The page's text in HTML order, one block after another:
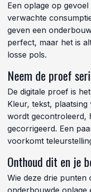
Een oplage op
verwachte
geven een
perfect, maar het is
losse pols.
Neem de proef
De digitale proef is
Kleur, tekst,
wordt gecontroleerd,
gecorrigeerd. Een
voorkomt
Onthoud dit en je
Wie deze drie punten